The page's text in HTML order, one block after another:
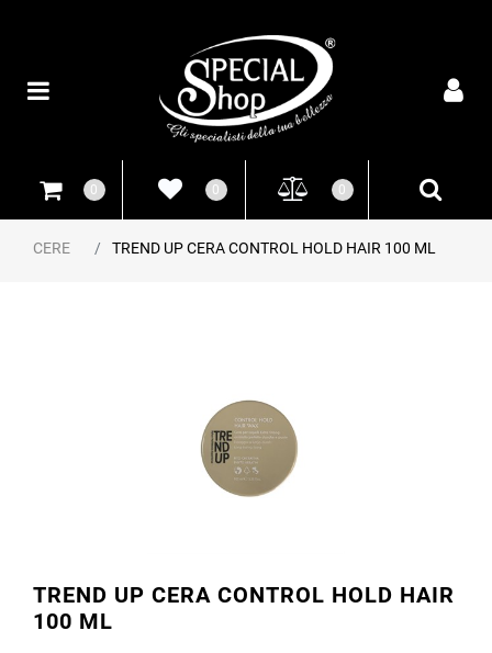
0 0 0
CERE TREND UP CERA CONTROL HOLD HAIR 100 ML
TREND UP CERA CONTROL HOLD HAIR
100 ML